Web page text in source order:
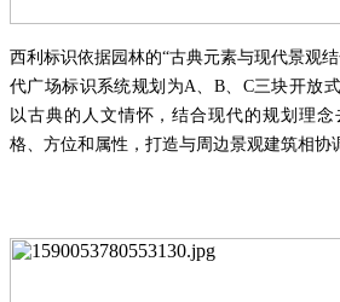
西利标识依据园林的“古典元素与现代景观
代广场标识系统规划为A B、 C三块开放
以古典的人文情怀，结合现代的规划理
格、方位和属性，打造与周边景观建筑相协